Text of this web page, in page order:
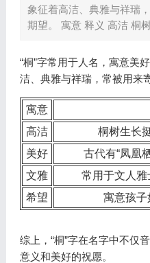
象征着高洁、典雅与祥瑞
期望。 寓意 释义 高洁 桐
“桐”字常用于人名，寓意美
洁、典雅与祥瑞，常被用来
寓意
高洁
桐树生长
美好
古代有“凤凰
文雅
常用于文人
希望
寓意孩子
综上，“桐”字在名字中不仅
意义和美好的祝愿。